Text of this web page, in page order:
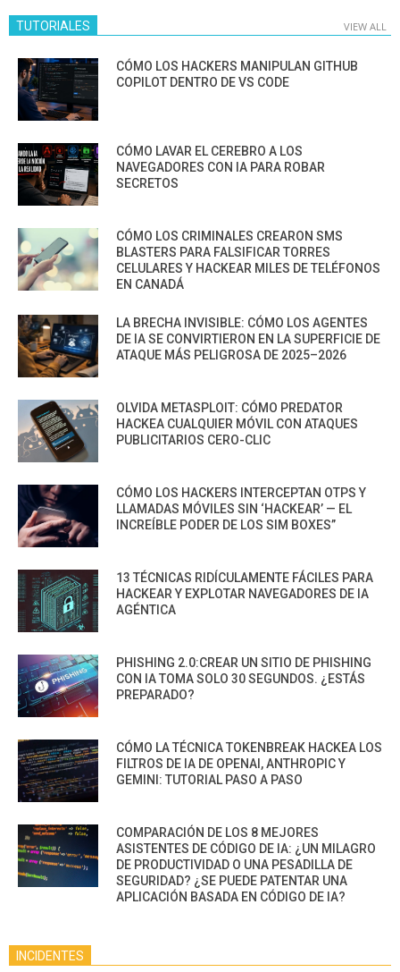
TUTORIALES VIEW ALL
CÓMO LOS HACKERS MANIPULAN GITHUB
COPILOT DENTRO DE VS CODE
CÓMO LAVAR EL CEREBRO A LOS
NAVEGADORES CON IA PARA ROBAR
SECRETOS
CÓMO LOS CRIMINALES CREARON SMS
BLASTERS PARA FALSIFICAR TORRES
CELULARES Y HACKEAR MILES DE TELÉFONOS
EN CANADÁ
LA BRECHA INVISIBLE: CÓMO LOS AGENTES
DE IA SE CONVIRTIERON EN LA SUPERFICIE DE
ATAQUE MÁS PELIGROSA DE 2025–2026
OLVIDA METASPLOIT: CÓMO PREDATOR
HACKEA CUALQUIER MÓVIL CON ATAQUES
PUBLICITARIOS CERO-CLIC
CÓMO LOS HACKERS INTERCEPTAN OTPS Y
LLAMADAS MÓVILES SIN ‘HACKEAR’ — EL
INCREÍBLE PODER DE LOS SIM BOXES”
13 TÉCNICAS RIDÍCULAMENTE FÁCILES PARA
HACKEAR Y EXPLOTAR NAVEGADORES DE IA
AGÉNTICA
PHISHING 2.0:CREAR UN SITIO DE PHISHING
CON IA TOMA SOLO 30 SEGUNDOS. ¿ESTÁS
PREPARADO?
CÓMO LA TÉCNICA TOKENBREAK HACKEA LOS
FILTROS DE IA DE OPENAI, ANTHROPIC Y
GEMINI: TUTORIAL PASO A PASO
COMPARACIÓN DE LOS 8 MEJORES
ASISTENTES DE CÓDIGO DE IA: ¿UN MILAGRO
DE PRODUCTIVIDAD O UNA PESADILLA DE
SEGURIDAD? ¿SE PUEDE PATENTAR UNA
APLICACIÓN BASADA EN CÓDIGO DE IA?
INCIDENTES